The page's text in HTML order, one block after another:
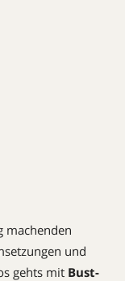
machenden
und
gehts mit Bust-